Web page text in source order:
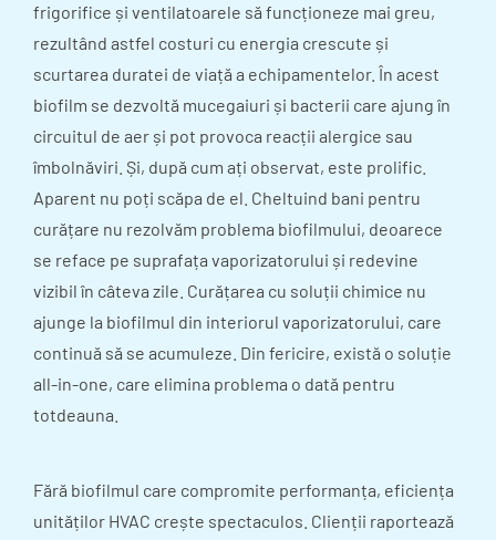
frigorifice și ventilatoarele să funcționeze mai greu,
rezultând astfel costuri cu energia crescute și
scurtarea duratei de viață a echipamentelor. În acest
biofilm se dezvoltă mucegaiuri și bacterii care ajung în
circuitul de aer și pot provoca reacții alergice sau
îmbolnăviri. Și, după cum ați observat, este prolific.
Aparent nu poți scăpa de el. Cheltuind bani pentru
curățare nu rezolvăm problema biofilmului, deoarece
se reface pe suprafața vaporizatorului și redevine
vizibil în câteva zile. Curățarea cu soluții chimice nu
ajunge la biofilmul din interiorul vaporizatorului, care
continuă să se acumuleze. Din fericire, există o soluție
all-in-one, care elimina problema o dată pentru
totdeauna.
Fără biofilmul care compromite performanța, eficiența
unităților HVAC crește spectaculos. Clienții raportează